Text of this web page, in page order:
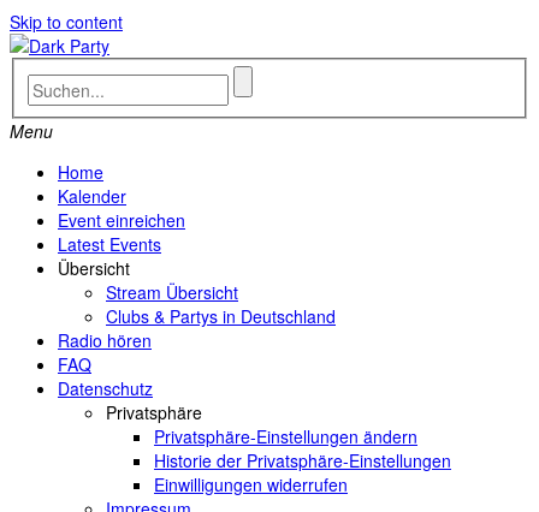
Skip to content
Menu
Home
Kalender
Event einreichen
Latest Events
Übersicht
Stream Übersicht
Clubs & Partys in Deutschland
Radio hören
FAQ
Datenschutz
Privatsphäre
Privatsphäre-Einstellungen ändern
Historie der Privatsphäre-Einstellungen
Einwilligungen widerrufen